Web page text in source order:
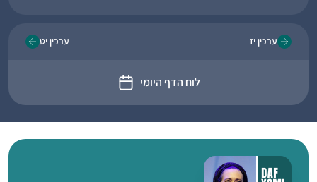
ערכין יז
לוח הדף היומי
ערכין יט